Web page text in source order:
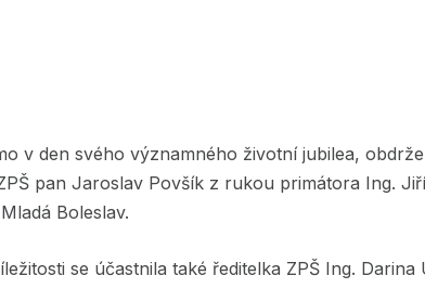
v den svého významného životní jubilea,
pan Jaroslav Povšík z rukou primátora Ing.
Boleslav.
se účastnila také ředitelka ZPŠ Ing. Darina